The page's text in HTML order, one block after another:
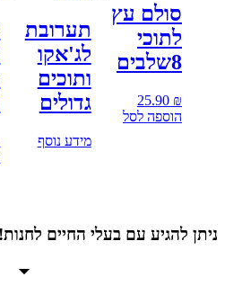
סולם עץ
לתוכי
8שלבים
25.90 ₪
הוספה לסל
תערובת
לג'אקו
ותוכים
גדולים
מידע נוסף
ניתן להגיע עם בעלי החיים לחנות!